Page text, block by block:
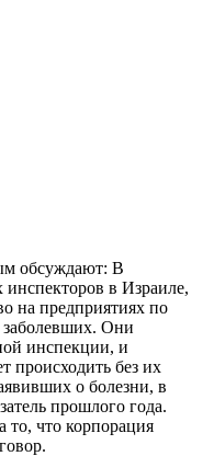
обсуждают: В
инспекторов в Израиле,
на предприятиях по
заболевших. Они
инспекции, и
происходить без их
о болезни, в
прошлого года.
то, что корпорация